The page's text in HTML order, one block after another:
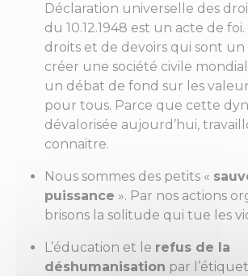
Déclaration universelle des
du 10.12.1948 est un acte de
droits et de devoirs qui sont
créer une société civile
un débat de fond sur les
pour tous. Parce que cette
dévalorisée aujourd’hui,
connaitre.
Nous sommes des petits «
puissance ». Par nos actions
brisons la solitude qui tue les
L’éducation et le refus de la
déshumanisation par